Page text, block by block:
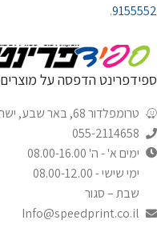
9155552
.
ספידפרינט הדפסה על מוצרים
טרומפלדור 68, באר שבע, ישראל
055-2114658
ימים א' - ה' 08.00-16.00
ימי שישי - 08.00-12.00
שבת – סגור
Info@speedprint.co.il